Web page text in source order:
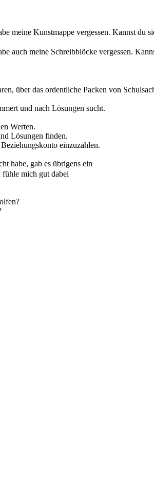
meine Kunstmappe vergessen. Kannst du
auch meine Schreibblöcke vergessen.
über das ordentliche Packen von
und nach Lösungen sucht.
Werten.
Lösungen finden.
einzuzahlen.
habe, gab es übrigens ein
fühle mich gut dabei